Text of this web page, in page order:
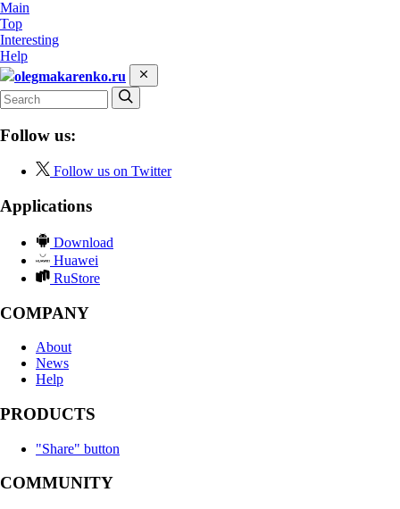
Main
Top
Interesting
Help
olegmakarenko.ru
Follow us:
Follow us on Twitter
Applications
Download
Huawei
RuStore
COMPANY
About
News
Help
PRODUCTS
"Share" button
COMMUNITY